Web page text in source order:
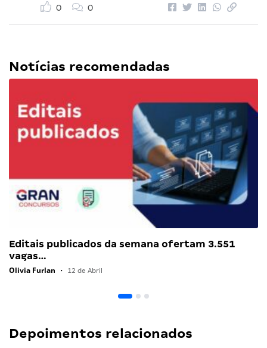
0 0
Notícias recomendadas
Editais publicados da semana ofertam 3.551
vagas…
Olivia Furlan • 12 de Abril
Depoimentos relacionados